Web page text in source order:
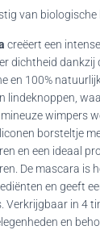
van biologische
creëert een
dichtheid dankzij
en 100%
lindeknoppen,
wimpers
borsteltje
en een ideaal
De mascara is
en geeft
Verkrijgbaar in 4
en